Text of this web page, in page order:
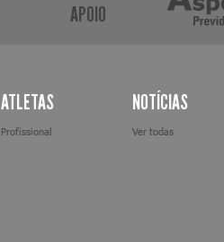
APOIO
ATLETAS
Profissional
NOTÍCIAS
Ver todas